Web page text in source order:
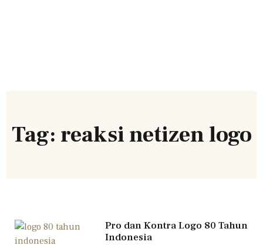
Tag: reaksi netizen logo
Pro dan Kontra Logo 80 Tahun
Indonesia